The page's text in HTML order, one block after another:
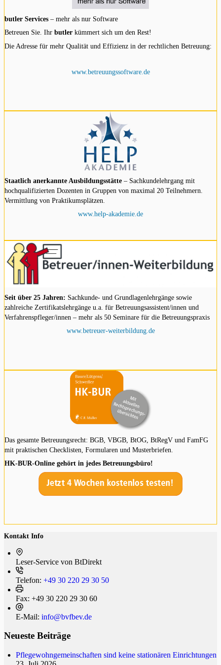
butler Services – mehr als nur Software
Betreuen Sie. Ihr butler kümmert sich um den Rest!
Die Adresse für mehr Qualität und Effizienz in der rechtlichen Betreuung:
www.betreuungssoftware.de
Staatlich anerkannte Ausbildungsstätte – Sachkundelehrgang mit
hochqualifizierten Dozenten in Gruppen von maximal 20 Teilnehmern.
Vermittlung von Praktikumsplätzen.
www.help-akademie.de
Seit über 25 Jahren: Sachkunde- und Grundlagenlehrgänge sowie
zahlreiche Zertifikatslehrgänge u.a. für Betreuungsassistent/innen und
Verfahrenspfleger/innen – mehr als 50 Seminare für die Betreuungspraxis
www.betreuer-weiterbildung.de
Das gesamte Betreuungsrecht: BGB, VBGB, BtOG, BtRegV und FamFG
mit praktischen Checklisten, Formularen und Musterbriefen.
HK-BUR-Online gehört in jedes Betreuungsbüro!
Kontakt Info
Leser-Service von BtDi­rekt
Telefon: +49 30 220 29 30 50
Fax: +49 30 220 29 30 60
E-Mail: info@bvfbev.de
Neueste Beiträge
Pflegewohngemeinschaften sind keine stationären Einrichtungen